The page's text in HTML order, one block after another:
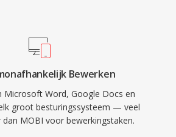
Bewerken
Microsoft Word, Google Docs en
groot besturingssysteem — veel
MOBI voor bewerkingstaken.